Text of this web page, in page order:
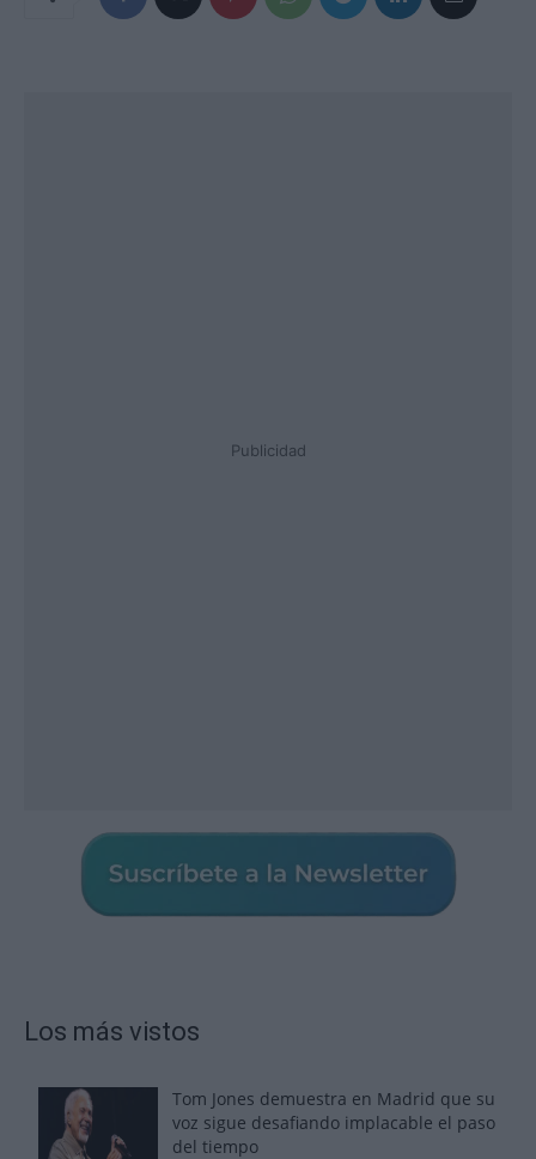
Publicidad
Los más vistos
Tom Jones demuestra en Madrid que su
voz sigue desafiando implacable el paso
del tiempo